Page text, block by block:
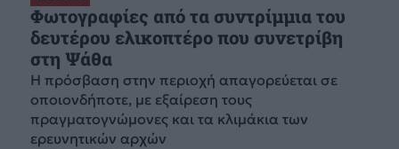
Φωτογραφίες από τα συντρίμμια του
δευτέρου ελικοπτέρο που συνετρίβη
στη Ψάθα
Η πρόσβαση στην περιοχή απαγορεύεται σε
οποιονδήποτε, με εξαίρεση τους
πραγματογνώμονες και τα κλιμάκια των
ερευνητικών αρχών